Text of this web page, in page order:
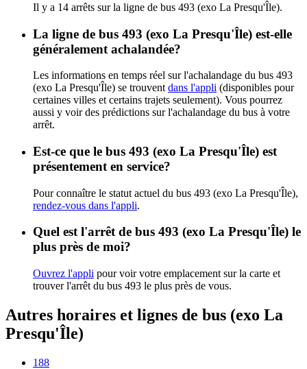
Il y a 14 arrêts sur la ligne de bus 493 (exo La Presqu'Île).
La ligne de bus 493 (exo La Presqu'Île) est-elle
généralement achalandée?
Les informations en temps réel sur l'achalandage du bus 493
(exo La Presqu'Île) se trouvent dans l'appli (disponibles pour
certaines villes et certains trajets seulement). Vous pourrez
aussi y voir des prédictions sur l'achalandage du bus à votre
arrêt.
Est-ce que le bus 493 (exo La Presqu'Île) est
présentement en service?
Pour connaître le statut actuel du bus 493 (exo La Presqu'Île),
rendez-vous dans l'appli.
Quel est l'arrêt de bus 493 (exo La Presqu'Île) le
plus près de moi?
Ouvrez l'appli pour voir votre emplacement sur la carte et
trouver l'arrêt du bus 493 le plus près de vous.
Autres horaires et lignes de bus (exo La
Presqu'Île)
188